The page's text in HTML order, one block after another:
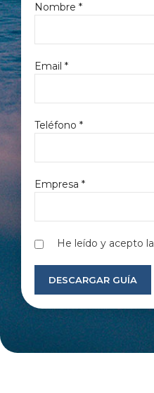
Nombre *
Email *
Teléfono *
Empresa *
He leído y acepto la